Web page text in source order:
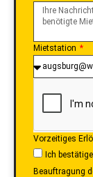
Mietstation
Vorzeitiges
Ich
Beauftragung